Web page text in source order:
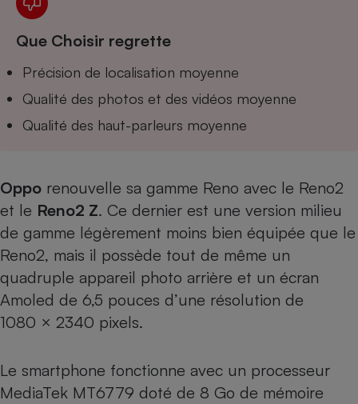
Que Choisir regrette
Précision de localisation moyenne
Qualité des photos et des vidéos moyenne
Qualité des haut-parleurs moyenne
Oppo renouvelle sa gamme Reno avec le Reno2
et le Reno2 Z. Ce dernier est une version milieu
de gamme légèrement moins bien équipée que le
Reno2, mais il possède tout de même un
quadruple appareil photo arrière et un écran
Amoled de 6,5 pouces d’une résolution de
1080 × 2340 pixels.
Le smartphone fonctionne avec un processeur
MediaTek MT6779 doté de 8 Go de mémoire
Climatiseur -
Ventilateur
Cafetière à expressos
Antivirus
Ventilateur